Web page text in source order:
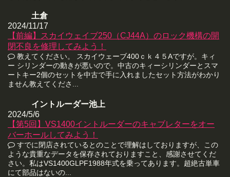
土倉
2024/11/17
【前編】スカイウェイブ250（CJ44A）のロック機構の開
閉不良を修理してみよう！
教えてください。 スカイウェーブ400ｃｋ４５Aですが。キィ
ー シリンダーの動きが悪いので。中古のキィーシリンダーとスマ
ートキー2個のセットを中古で手に入れましたセット方法がわかり
ません教えてくださ...
イントルーダー池上
2024/5/6
【第5回】VS1400イントルーダーのキャブレターをオー
バーホールしてみよう！
すでに閉店されているとのことで理解はしておりますが、この
ような貴重なデータを保存されておりますこと、感謝させてくだ
さい。私はVS1400GLPF1988年式を乗ってあります。超絶古単車
にて部品はないの...